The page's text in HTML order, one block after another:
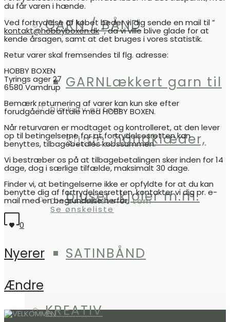
GARN / BÅND
GARNLækkert garn til
klude, håndklæder,
bluser, kjoler m.m.
SATINBÅND
KREATIV
KurvKurv0
Din kurv er tom
Ønskeliste 0
Din ønskeliste er tom
Se ønskeliste
du får varen i hænde.
Ved fortrydelse af købet beder vi dig sende en mail til ”
kontakt@hobbyboxen.dk”, da vi ville blive glade for at
kende årsagen, samt at det bruges i vores statistik.
Retur varer skal fremsendes til flg. adresse:
HOBBY BOXEN
Tyrings ager 27
6580 Vamdrup
Bemærk returnering af varer kan kun ske efter
forudgående aftale med HOBBY BOXEN.
Når returvaren er modtaget og kontrolleret, at den lever
op til betingelserne for at fortrydelsesretten kan
benyttes, tilbagebetales købssummen.
Vi bestræber os på at tilbagebetalingen sker inden for 14
dage, dog i særlige tilfælde, maksimalt 30 dage.
Finder vi, at betingelserne ikke er opfyldte for at du kan
benytte dig af fortrydelsesretten, kontakter vi dig pr. e-
mail med en begrundelse herfor.
0
Nyerer
Ændre